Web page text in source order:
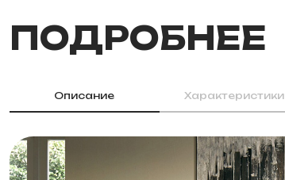
ПОДРОБНЕЕ
Описание Характеристики